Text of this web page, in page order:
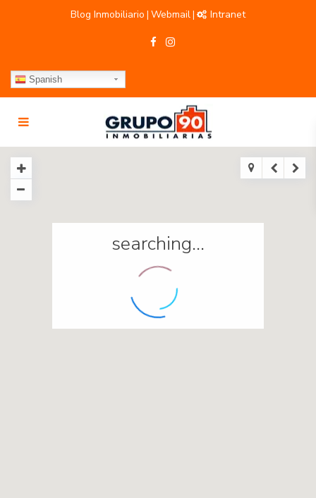
Blog Inmobiliario | Webmail| Intranet
Spanish
searching...